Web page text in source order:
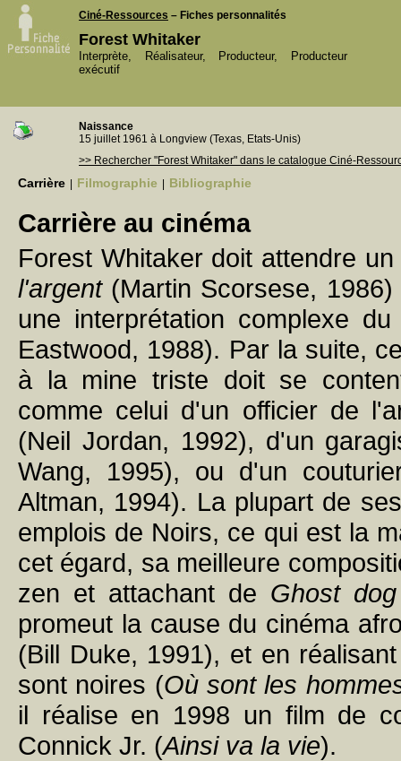
Ciné-Ressources – Fiches personnalités
Forest Whitaker
Interprète, Réalisateur, Producteur, Producteur
exécutif
Naissance
15 juillet 1961 à Longview (Texas, Etats-Unis)
>> Rechercher "Forest Whitaker" dans le catalogue Ciné-
Carrière Filmographie Bibliographie
Carrière au cinéma
Forest Whitaker doit attendre
l'argent(Martin Scorsese, 1986)
une interprétation complexe
Eastwood, 1988). Par la suite,
à la mine triste doit se
comme celui d'un officier de
(Neil Jordan, 1992), d'un
Wang, 1995), ou d'un
Altman, 1994). La plupart de
emplois de Noirs, ce qui est la
cet égard, sa meilleure
zen et attachant de Ghost dog
promeut la cause du cinéma
(Bill Duke, 1991), et en
sont noires (Où sont les
il réalise en 1998 un film de
Connick Jr. (Ainsi va la vie).